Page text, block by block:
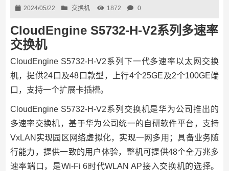
2024/05/22 交换机 1872 0
CloudEngine S5732-H-V2系列多速率
交换机
CloudEngine S5732-H-V2系列下一代多速率以太网交换
机，提供24口及48口款型，上行4个25GE及2个100GE端
口，支持一个扩展卡插槽。
CloudEngine S5732-H-V2系列交换机是华为公司推出的
多速率交换机，基于华为公司统一的自研软件平台，支持
VxLAN实现园区网络虚拟化，实现一网多用；具备业务随
行能力，提供一致的用户体验，整机可提供48个全万兆多
速率端口，是Wi-Fi 6时代WLAN AP接入交换机的选择。